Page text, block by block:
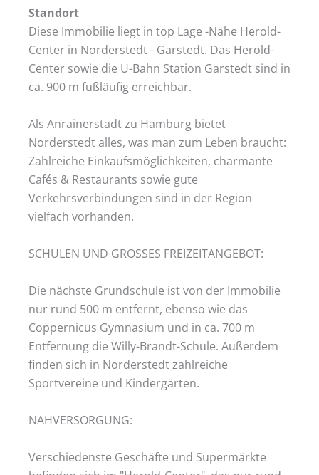
Standort
Diese Immobilie liegt in top Lage -Nähe Herold-
Center in Norderstedt - Garstedt. Das Herold-
Center sowie die U-Bahn Station Garstedt sind in
ca. 900 m fußläufig erreichbar.
Als Anrainerstadt zu Hamburg bietet
Norderstedt alles, was man zum Leben braucht:
Zahlreiche Einkaufsmöglichkeiten, charmante
Cafés & Restaurants sowie gute
Verkehrsverbindungen sind in der Region
vielfach vorhanden.
SCHULEN UND GROSSES FREIZEITANGEBOT:
Die nächste Grundschule ist von der Immobilie
nur rund 500 m entfernt, ebenso wie das
Coppernicus Gymnasium und in ca. 700 m
Entfernung die Willy-Brandt-Schule. Außerdem
finden sich in Norderstedt zahlreiche
Sportvereine und Kindergärten.
NAHVERSORGUNG:
Verschiedenste Geschäfte und Supermärkte